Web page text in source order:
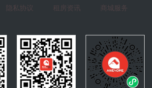
隐私协议 租房资讯 商城服务